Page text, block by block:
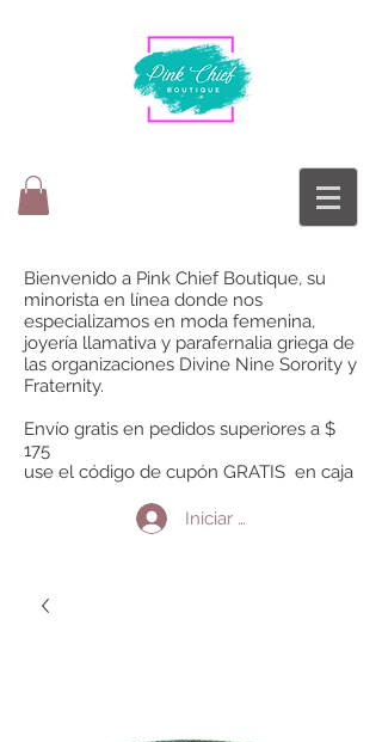
Bienvenido a Pink Chief Boutique, su
minorista en línea donde nos
especializamos en moda femenina,
joyería llamativa y parafernalia griega de
las organizaciones Divine Nine Sorority y
Fraternity.
Envío gratis en pedidos superiores a $
175
use el código de cupón GRATIS en caja
Iniciar sesión